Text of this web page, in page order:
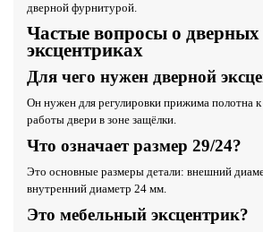
дверной фурнитурой.
Частые вопросы о дверных
эксцентриках
Для чего нужен дверной
Он нужен для регулировки прижима полотна
работы двери в зоне защёлки.
Что означает размер 29/24?
Это основные размеры детали: внешний
внутренний диаметр 24 мм.
Это мебельный эксцентрик?